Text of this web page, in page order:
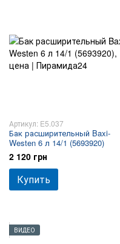
Артикул: E5.037
Бак расширительный Baxi-
Westen 6 л 14/1 (5693920)
2 120 грн
Купить
ВИДЕО